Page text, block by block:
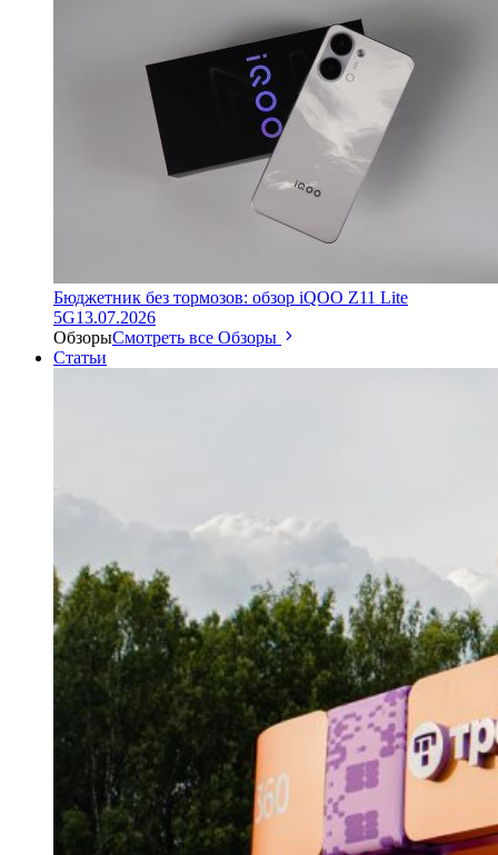
Бюджетник без тормозов: обзор iQOO Z11 Lite
5G13.07.2026
ОбзорыСмотреть все Обзоры
Статьи